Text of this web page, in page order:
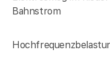
Bahnstrom